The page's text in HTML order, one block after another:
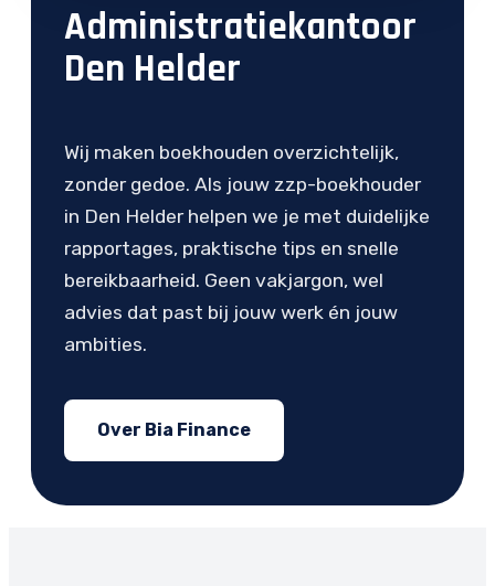
Administratiekantoor
Den Helder
Wij maken boekhouden overzichtelijk,
zonder gedoe. Als jouw zzp-boekhouder
in Den Helder helpen we je met duidelijke
rapportages, praktische tips en snelle
bereikbaarheid. Geen vakjargon, wel
advies dat past bij jouw werk én jouw
ambities.
Over Bia Finance